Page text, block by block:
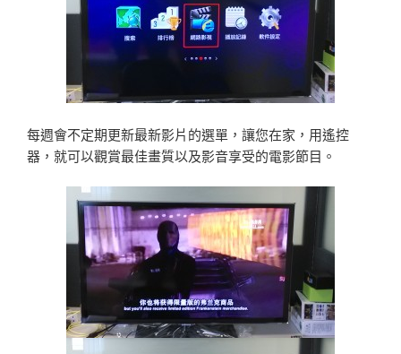
每週會不定期更新最新影片的選單，讓您在家，用遙控
器，就可以觀賞最佳畫質以及影音享受的電影節目。